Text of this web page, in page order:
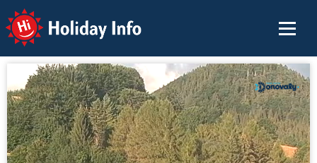
Holiday Info